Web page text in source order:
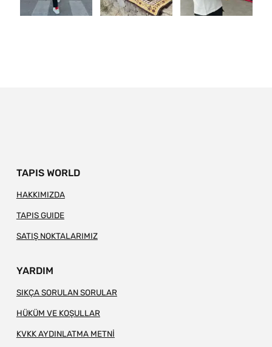
TAPIS WORLD
HAKKIMIZDA
TAPIS GUIDE
SATIŞ NOKTALARIMIZ
YARDIM
SIKÇA SORULAN SORULAR
HÜKÜM VE KOŞULLAR
KVKK AYDINLATMA METNİ